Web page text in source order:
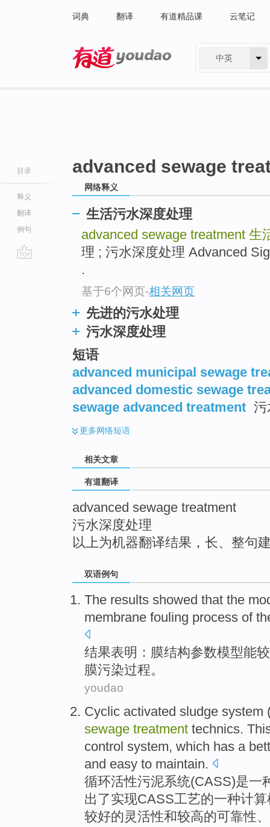
词典 翻译 有道精品课 云笔记
中英
目录
释义
翻译
例句
advanced sewage
网络释义
生活污水深度处理
advanced sewage treatment 生
理 ; 污水深度处理 Advanced
.
基于6个网页-相关网页
先进的污水处理
污水深度处理
短语
advanced municipal sewage
advanced domestic sewage
sewage advanced treatment 污
更多网络短语
相关文章
有道翻译
advanced sewage treatment
污水深度处理
以上为机器翻译结果，长、整句
双语例句
The results showed that the
membrane fouling process of
结果表明 ： 膜结构参数模型能
膜污染过程。
youdao
Cyclic activated sludge system
sewage treatment technics.
control system, which has a
and easy to maintain.
循环活性污泥系统(CASS)是一
出 了实现CASS工艺的一种计
较好的灵活性和较高的可靠性